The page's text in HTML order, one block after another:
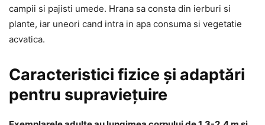
campii si pajisti umede. Hrana sa consta din ierburi si
plante, iar uneori cand intra in apa consuma si vegetatie
acvatica.
Caracteristici fizice și adaptări
pentru supraviețuire